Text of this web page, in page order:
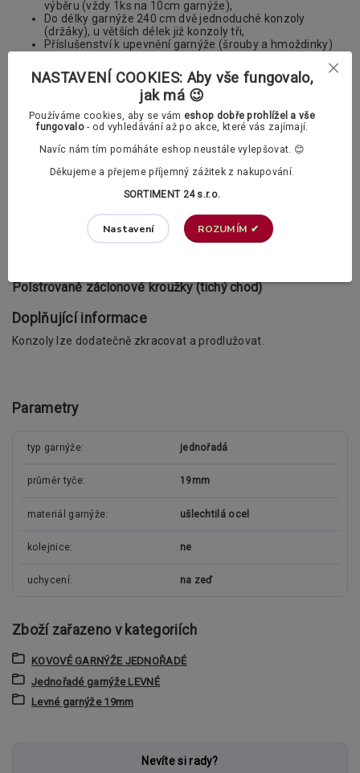
výběru (vždy 1ks na 10cm garnýže),
Do délky garnýže 240 cm dvě jednoduché konzoly
(držáky), u větších délek již konzoly tři,
Příslušenství k upevnění garnýže (šrouby a hmoždinky)
Nabízíme vám také možnost výběru dvou typu
kroužků s
žabkami. Vybrat si můžete mezi klasickými a polstrovanými
V příslušenství si v případě potřeby můžete
dokoupit také PVC háčky.
Záclonové kroužky s žabkami dle vašeho výběru:
Klasické záclonové kroužky
Polstrované záclonové kroužky (tichý chod)
Doplňující informace
Konzoly lze dodatečně zkracovat a prodlužovat.
Parametry
typ garnýže jednořadá
průměr tyče 19mm
materiál garnýže ušlechtilá ocel
kolejnice ne
uchycení na zeď
Zboží zařazeno v kategoriích
KOVOVÉ GARNÝŽE JEDNOŘADÉ
Jednořadé garnýže LEVNÉ
Levné garnýže 19mm
Nevíte si rady?
NASTAVENÍ COOKIES: Aby vše fungovalo,
jak má 😉
Používáme cookies, aby se vám eshop dobře prohlížel a vše
fungovalo- od vyhledávání až po akce, které vás zajímají.
Navíc nám tím pomáháte eshop neustále vylepšovat. 😊
Děkujeme a přejeme příjemný zážitek z nakupování.
SORTIMENT 24 s.r.o.
Nastavení ROZUMÍM ✔